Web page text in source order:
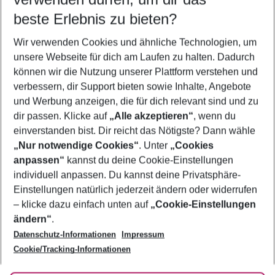
5-8 Nächte
2 Erwachsene Keine Kinder
Mehr Filter anzeigen
Footer
Footer navigation
Über uns
AGB
Bestpreisgarantie
Cookie-Einstellungen ändern
Cookie-Richtlinie
Agenturbetreuung
Barrierefreies Reisen
Folge uns
beste Erlebnis zu bieten?
Wir verwenden Cookies und ähnliche Technologien, um
unsere Webseite für dich am Laufen zu halten. Dadurch
können wir die Nutzung unserer Plattform verstehen und
verbessern, dir Support bieten sowie Inhalte, Angebote
und Werbung anzeigen, die für dich relevant sind und zu
dir passen. Klicke auf „Alle akzeptieren“, wenn du
einverstanden bist. Dir reicht das Nötigste? Dann wähle
„Nur notwendige Cookies“. Unter „Cookies
anpassen“ kannst du deine Cookie-Einstellungen
individuell anpassen. Du kannst deine Privatsphäre-
Einstellungen natürlich jederzeit ändern oder widerrufen
– klicke dazu einfach unten auf „Cookie-Einstellungen
ändern“.
Datenschutz-Informationen
Impressum
Cookie/Tracking-Informationen